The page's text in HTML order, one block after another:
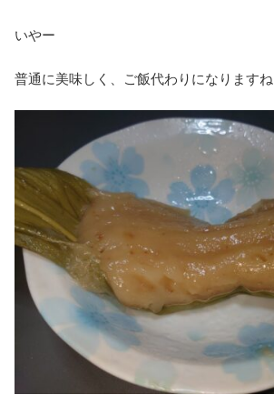
いやー
普通に美味しく、ご飯代わりになります